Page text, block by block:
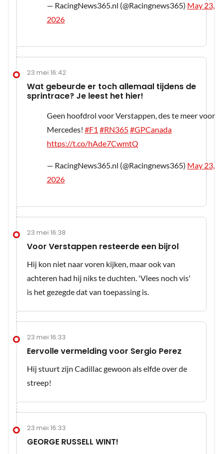
— RacingNews365.nl (@Racingnews365) May 23,
2026
23 mei 16:42
Wat gebeurde er toch allemaal tijdens de
sprintrace? Je leest het hier!
Geen hoofdrol voor Verstappen, des te meer voor
Mercedes! #F1 #RN365#GPCanada
https://t.co/hAde7CwmtQ
— RacingNews365.nl (@Racingnews365) May 23,
2026
23 mei 16:38
Voor Verstappen resteerde een bijrol
Hij kon niet naar voren kijken, maar ook van
achteren had hij niks te duchten. 'Vlees noch vis'
is het gezegde dat van toepassing is.
23 mei 16:33
Eervolle vermelding voor Sergio Perez
Hij stuurt zijn Cadillac gewoon als elfde over de
streep!
23 mei 16:33
GEORGE RUSSELL WINT!